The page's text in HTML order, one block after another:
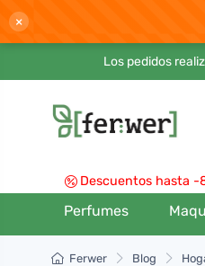
×
Los pedidos
Descuentos hasta -
Perfumes
Ferwer Blog